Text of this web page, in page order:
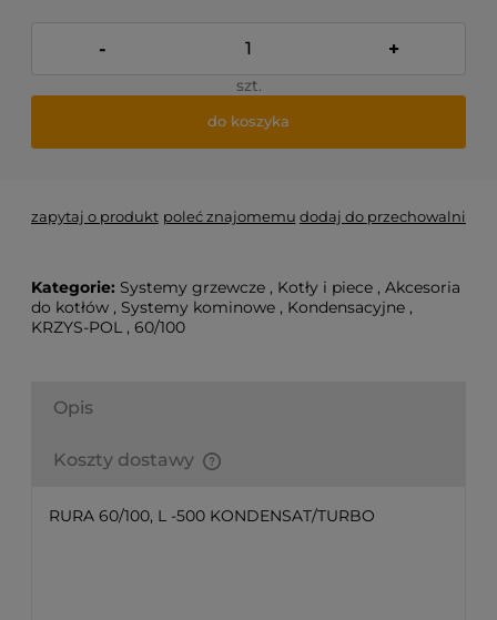
- +
szt.
do koszyka
zapytaj o produkt poleć znajomemu dodaj do przechowalni
Kategorie: Systemy grzewcze , Kotły i piece , Akcesoria
do kotłów , Systemy kominowe , Kondensacyjne ,
KRZYS-POL , 60/100
Opis
Koszty dostawy
produktów które się w nim znajdują.
RURA 60/100, L -500 KONDENSAT/TURBO